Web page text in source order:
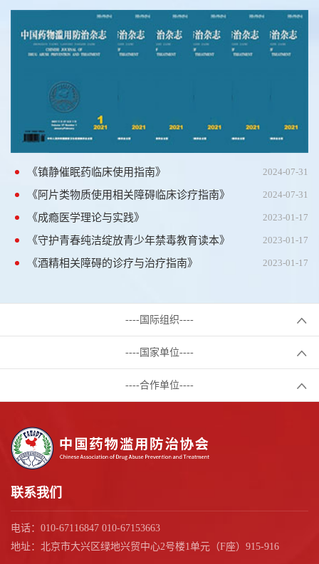
《镇静催眠药临床使用指南》 2024-07-31
《阿片类物质使用相关障碍临床诊疗指南》 2024-07-31
《成瘾医学理论与实践》 2023-01-17
《守护青春纯洁绽放青少年禁毒教育读本》 2023-01-17
《酒精相关障碍的诊疗与治疗指南》 2023-01-17
----国际组织----
----国家单位----
----合作单位----
联系我们
电话：010-67116847 010-67153663
地址：北京市大兴区绿地兴贸中心2号楼1单元（F座）915-916